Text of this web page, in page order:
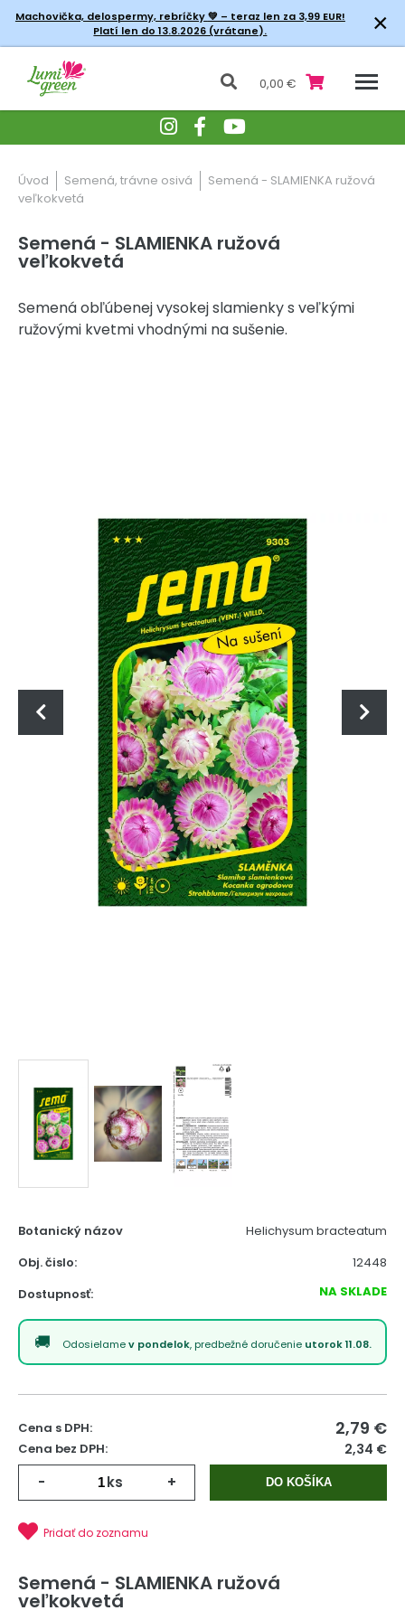
Machovička, delospermy, rebríčky💚 – teraz len za 3,99 EUR!
Platí len do 13.8.2026 (vrátane).
×
0,00 €
Úvod Semená, trávne osivá
Semená - SLAMIENKA ružová
veľkokvetá
Semená - SLAMIENKA ružová
veľkokvetá
Semená obľúbenej vysokej slamienky s veľkými
ružovými kvetmi vhodnými na sušenie.
Botanický názov
Helichysum bracteatum
Obj. čislo:
12448
Dostupnosť:
NA SKLADE
Odosielamev pondelok, predbežné doručenie utorok 11.08.
Cena s DPH: 2,79 €
Cena bez DPH: 2,34 €
- ks + DO KOŠÍKA
Pridať do zoznamu
Semená - SLAMIENKA ružová
veľkokvetá